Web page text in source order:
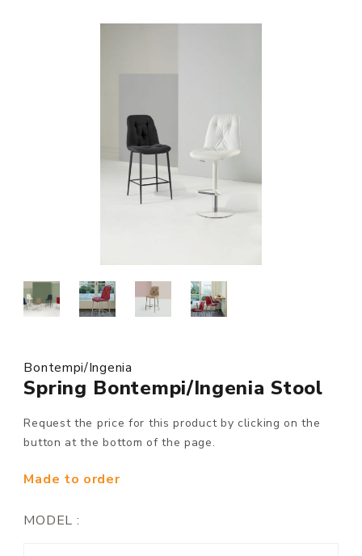
Bontempi/Ingenia
Spring Bontempi/Ingenia Stool
Request the price for this product by clicking on the
button at the bottom of the page.
Made to order
MODEL :